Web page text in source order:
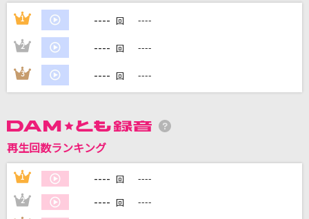
カラオケ最新情報をチェック！
1 ---- 回 ----
2 ---- 回 ----
3 ---- 回 ----
再生回数ランキング
1 ---- 回 ----
2 ---- 回 ----